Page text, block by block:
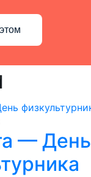
— День